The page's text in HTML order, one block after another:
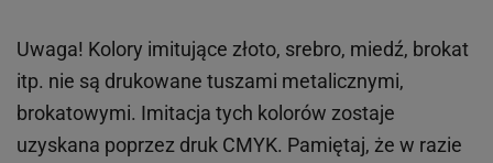
Uwaga! Kolory imitujące złoto, srebro, miedź, brokat
itp. nie są drukowane tuszami metalicznymi,
brokatowymi. Imitacja tych kolorów zostaje
uzyskana poprzez druk CMYK. Pamiętaj, że w razie